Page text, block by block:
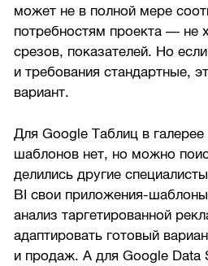
может не в полной мере
потребностям проекта — не
срезов, показателей. Но
и требования стандартные,
вариант.
Для Google Таблиц в
шаблонов нет, но можно
делились другие
BI свои приложения-
анализ таргетированной
адаптировать готовый
и продаж. А для Google Data